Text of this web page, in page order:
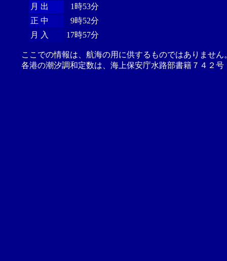
月 出
1時53分
正 中
9時52分
月 入
17時57分
ここでの情報は、航海の用に供するものではありませ
各港の潮汐調和定数は、海上保安庁水路部書籍７４２